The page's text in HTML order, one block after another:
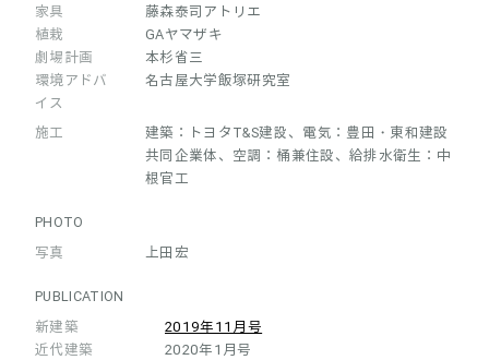
家具
植栽
劇場計画
環境アドバ
イス
藤森泰司アトリエ
GAヤマザキ
本杉省三
名古屋大学飯塚研究室
施工
建築：トヨタT&S建設、電気：豊田・東和建設
共同企業体、空調：桶兼住設、給排水衛生：中
根官工
PHOTO
写真
上田宏
PUBLICATION
新建築
近代建築
2019年11月号
2020年1月号